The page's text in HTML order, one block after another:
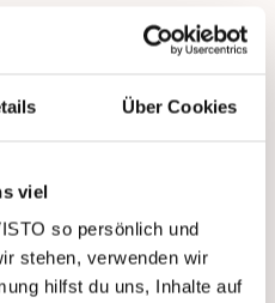
Über Cookies
viel
so persönlich und
stehen, verwenden wir
hilfst du uns, Inhalte auf
immer